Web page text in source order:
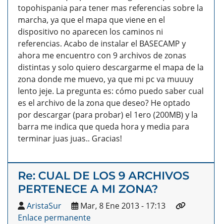
topohispania para tener mas referencias sobre la
marcha, ya que el mapa que viene en el
dispositivo no aparecen los caminos ni
referencias. Acabo de instalar el BASECAMP y
ahora me encuentro con 9 archivos de zonas
distintas y solo quiero descargarme el mapa de la
zona donde me muevo, ya que mi pc va muuuy
lento jeje. La pregunta es: cómo puedo saber cual
es el archivo de la zona que deseo? He optado
por descargar (para probar) el 1ero (200MB) y la
barra me indica que queda hora y media para
terminar juas juas.. Gracias!
Re: CUAL DE LOS 9 ARCHIVOS
PERTENECE A MI ZONA?
AristaSur
Mar, 8 Ene 2013 - 17:13
Enlace permanente